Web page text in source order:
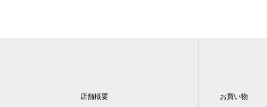
店舗概要
お買い物